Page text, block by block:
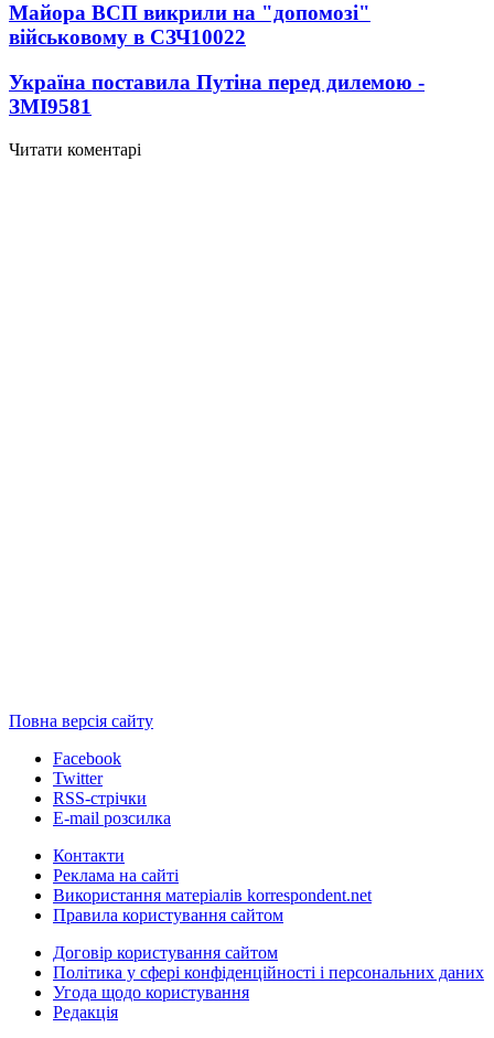
Майора ВСП викрили на "допомозі"
військовому в СЗЧ10022
Україна поставила Путіна перед дилемою -
ЗМІ9581
Читати коментарі
Повна версія сайту
Facebook
Twitter
RSS-стрічки
E-mail розсилка
Контакти
Реклама на сайті
Використання матеріалів korrespondent.net
Правила користування сайтом
Договір користування сайтом
Політика у сфері конфіденційності і персональних даних
Угода щодо користування
Редакція